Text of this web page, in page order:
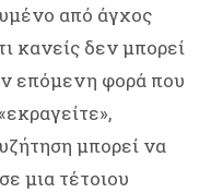
από άγχος
κανείς δεν μπορεί
επόμενη φορά που
μπορεί να
μια τέτοιου